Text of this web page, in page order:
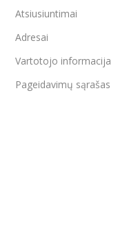
Atsiusiuntimai
Adresai
Vartotojo informacija
Pageidavimų sąrašas